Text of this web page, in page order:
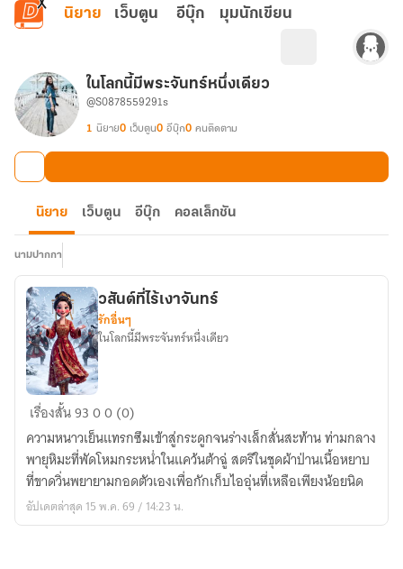
ข้ามไปยังเนื้อหาหลัก
นิยาย เว็บตูน อีบุ๊ก มุมนักเขียน
ในโลกนี้มีพระจันทร์หนึ่งเดียว
@S0878559291s
1 นิยาย0 เว็บตูน0 อีบุ๊ก0 คนติดตาม
นิยาย เว็บตูน อีบุ๊ก คอลเล็กชัน
นามปากกา
วสันต์
ไร้
เงา
จันทร์
วสันต์ที่ไร้เงาจันทร์
รักอื่นๆ
ในโลกนี้มีพระจันทร์หนึ่งเดียว
เรื่องสั้น9300 (0)
ความหนาวเย็นแทรกซึมเข้าสู่กระดูกจนร่างเล็กสั่นสะท้าน ท่ามกลาง
พายุหิมะที่พัดโหมกระหน่ำในแคว้นต้าฉู่ สตรีในชุดผ้าป่านเนื้อหยาบ
ที่ขาดวิ่นพยายามกอดตัวเองเพื่อกักเก็บไออุ่นที่เหลือเพียงน้อยนิด
อัปเดตล่าสุด 15 พ.ค. 69 / 14:23 น.